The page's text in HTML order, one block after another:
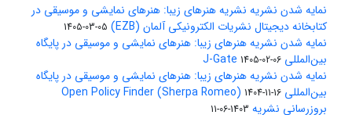
نمایه شدن نشریه نشریه هنرهای زیبا: هنرهای نمایشی و موسیقی در
کتابخانه دیجیتال نشریات الکترونیکی آلمان (EZB)
1405-03-05
نمایه شدن نشریه هنرهای زیبا: هنرهای نمایشی و موسیقی در پایگاه
بین‌المللی J-Gate 1405-02-06
نمایه شدن نشریه هنرهای زیبا: هنرهای نمایشی و موسیقی در پایگاه
بین‌المللی Open Policy Finder (Sherpa Romeo) 1404-11-16
بروزرسانی نشریه 1403-06-11